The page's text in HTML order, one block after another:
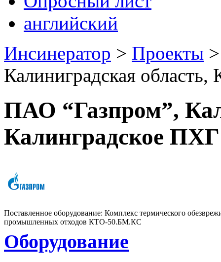
английский
Инсинератор > Проекты
Калиниградская
ПАО “Газпром”,
Калинградское ПХГ
Поставленное оборудование: Комплекс термического
промышленных отходов КТО-50.БМ.КС
Оборудование